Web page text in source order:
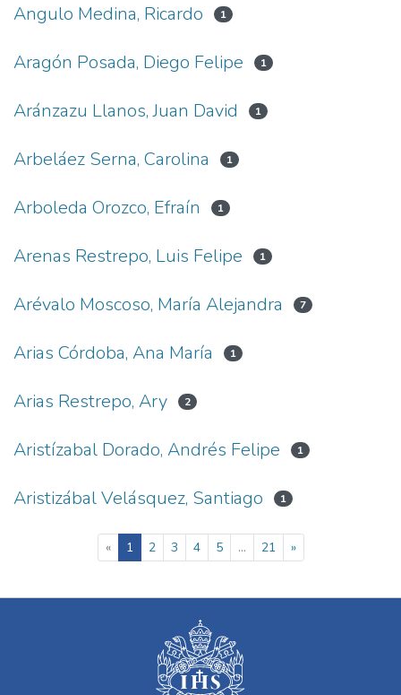
Angulo Medina, Ricardo 1
Aragón Posada, Diego Felipe 1
Aránzazu Llanos, Juan David 1
Arbeláez Serna, Carolina 1
Arboleda Orozco, Efraín 1
Arenas Restrepo, Luis Felipe 1
Arévalo Moscoso, María Alejandra 7
Arias Córdoba, Ana María 1
Arias Restrepo, Ary 2
Aristízabal Dorado, Andrés Felipe 1
Aristizábal Velásquez, Santiago 1
« 1(current)
2 3 4 5 ... 21 »